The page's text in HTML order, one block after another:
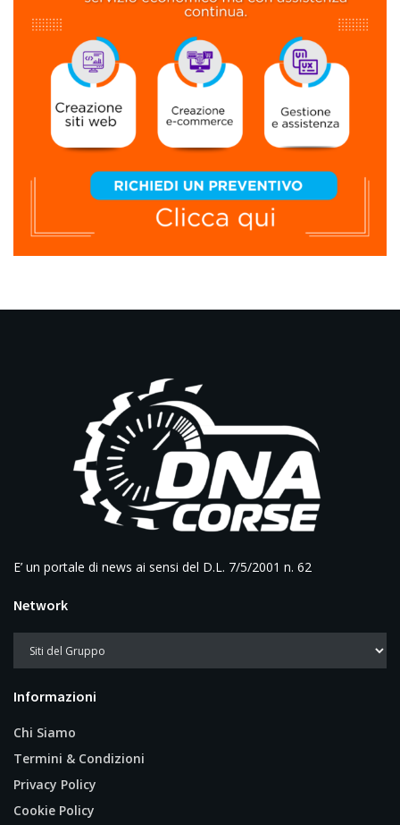
E’ un portale di news ai sensi del D.L. 7/5/2001 n. 62
Network
Informazioni
Chi Siamo
Termini & Condizioni
Privacy Policy
Cookie Policy